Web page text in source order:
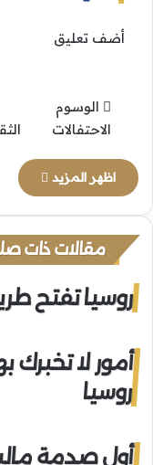
أضف تعليق
الوسوم
الاحتفالات
اظهر المزيد
مقالات ذات
روسيا تفتح
أمور لا تخبرك
روسيا
أول صدمة